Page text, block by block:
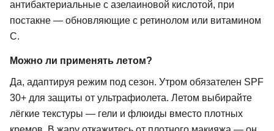
антибактериальные с азелаиновой кислотой, при
постакне — обновляющие с ретинолом или витамином
С.
Можно ли применять летом?
Да, адаптируя режим под сезон. Утром обязателен SPF
30+ для защиты от ультрафиолета. Летом выбирайте
лёгкие текстуры — гели и флюиды вместо плотных